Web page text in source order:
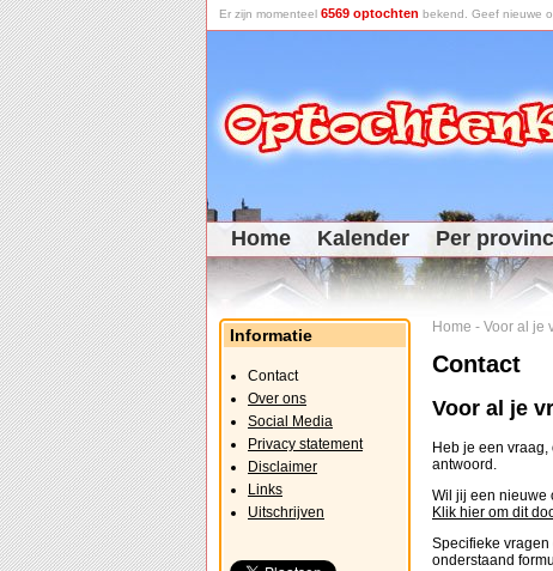
Er zijn momenteel 6569 optochten bekend. Geef nieuwe
Home Kalender Per
Home - Voor al je
Contact
Voor al je
Heb je een
antwoord.
Wil jij een nieuwe
Klik hier om dit
Specifieke
onderstaand
Informatie
Contact
Over ons
Social Media
Privacy statement
Disclaimer
Links
Uitschrijven